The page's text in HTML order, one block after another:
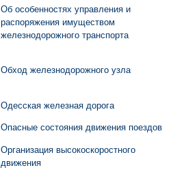
Об особенностях управления и
распоряжения имуществом
железнодорожного транспорта
Обход железнодорожного узла
Одесская железная дорога
Опасные состояния движения поездов
Организация высокоскоростного
движения